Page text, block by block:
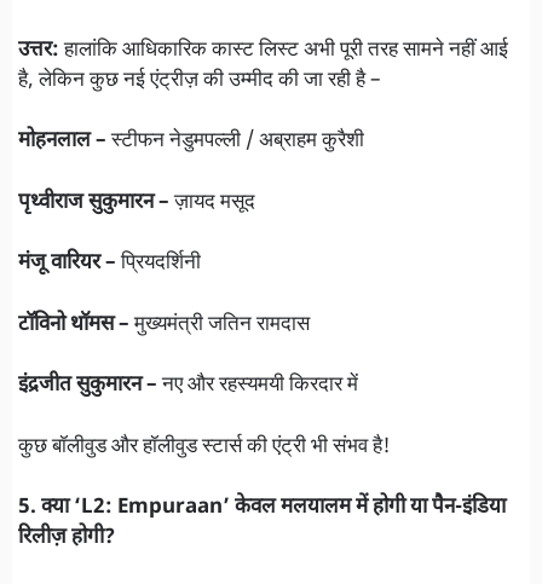
उत्तर:हालांकि आधिकारिक कास्ट लिस्ट अभी पूरी तरह सामने नहीं आई
है, लेकिन कुछ नई एंट्रीज़ की उम्मीद की जा रही है –
मोहनलाल –स्टीफन नेडुमपल्ली / अब्राहम कुरैशी
पृथ्वीराज सुकुमारन –ज़ायद मसूद
मंजू वारियर –प्रियदर्शिनी
टॉविनो थॉमस –मुख्यमंत्री जतिन रामदास
इंद्रजीत सुकुमारन –नए और रहस्यमयी किरदार में
कुछ बॉलीवुड और हॉलीवुड स्टार्स की एंट्री भी संभव है!
5. क्या ‘L2: Empuraan’ केवल मलयालम में होगी या पैन-इंडिया
रिलीज़ होगी?